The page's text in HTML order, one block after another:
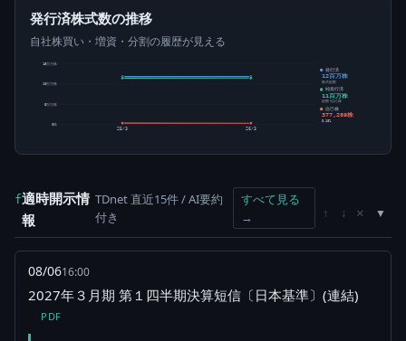
発行済株式数の推移
自社株買い・増資・分割の履歴が見える
0株
5百万株
10百万株
15百万株
25/3 26/3
発行済
12百万株
株式総数
純発行済
11百万株
総数-自己株
自己株
377,289株
3.18%
f適時開示情
報
TDnet 直近15件 / AI要約
付き
すべて見る
→
↑ ↓ ×
08/0616:00
2027年３月期 第１四半期決算短信〔日本基準〕(連結)
PDF